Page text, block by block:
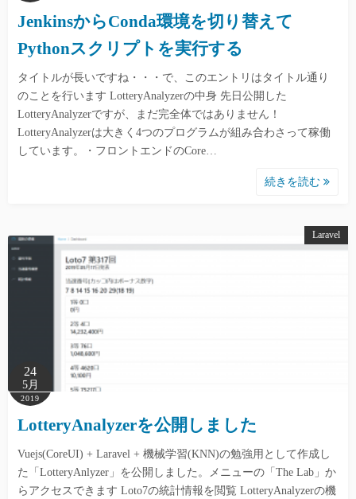
JenkinsからConda環境を切り替えて
Pythonスクリプトを実行する
タイトルが長いですね・・・で、このエントリはタイトル通り
のことを行います LotteryAnalyzerの中身 先日公開した
LotteryAnalyzerですが、まだ完全体ではありません！
LotteryAnalyzerは大きく4つのプログラムが組み合わさって稼働
しています。・フロントエンドのCore…
続きを読む
Laravel
24
5月
2019
LotteryAnalyzerを公開しました
Vuejs(CoreUI) + Laravel + 機械学習(KNN)の勉強用として作成し
た「LotteryAnlyzer」を公開しました。メニューの「The Lab」か
らアクセスできます Loto7の統計情報を閲覧 LotteryAnalyzerの機